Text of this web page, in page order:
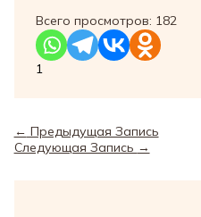
Всего просмотров: 182
1
← Предыдущая Запись
Следующая Запись →